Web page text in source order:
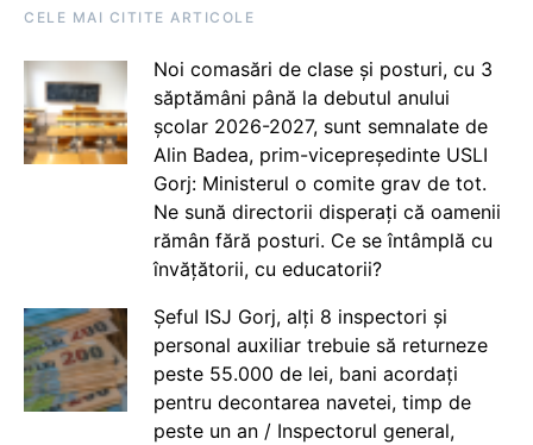
CELE MAI CITITE ARTICOLE
Noi comasări de clase și posturi, cu 3
săptămâni până la debutul anului
școlar 2026-2027, sunt semnalate de
Alin Badea, prim-vicepreședinte USLI
Gorj: Ministerul o comite grav de tot.
Ne sună directorii disperați că oamenii
rămân fără posturi. Ce se întâmplă cu
învățătorii, cu educatorii?
Șeful ISJ Gorj, alți 8 inspectori și
personal auxiliar trebuie să returneze
peste 55.000 de lei, bani acordați
pentru decontarea navetei, timp de
peste un an / Inspectorul general,